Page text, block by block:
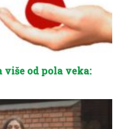
više od pola veka: